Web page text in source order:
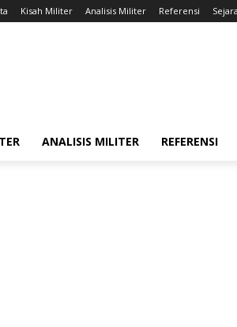
Kisah Militer Analisis Militer Referensi
ANALISIS MILITER REFERENSI